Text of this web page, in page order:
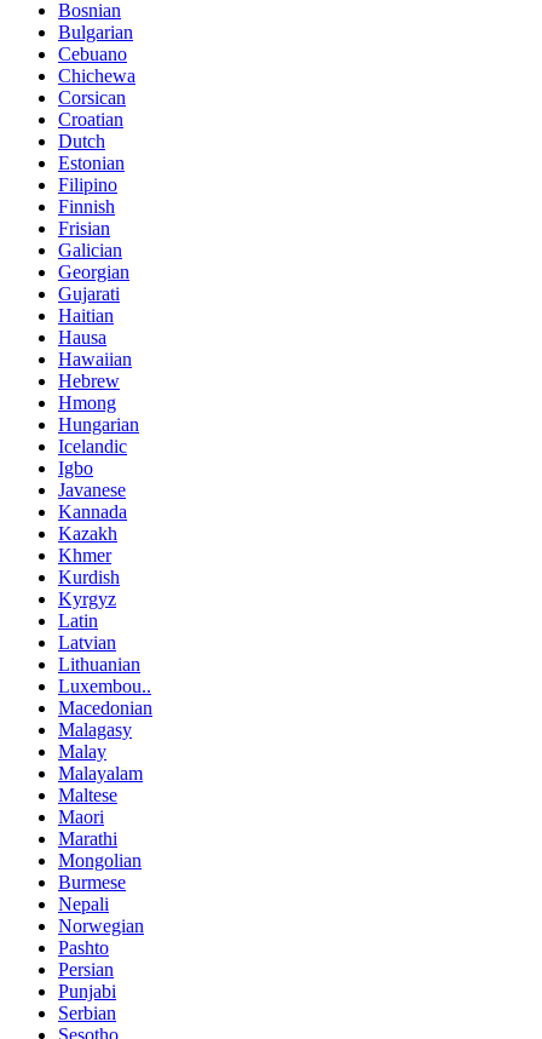
Bosnian
Bulgarian
Cebuano
Chichewa
Corsican
Croatian
Dutch
Estonian
Filipino
Finnish
Frisian
Galician
Georgian
Gujarati
Haitian
Hausa
Hawaiian
Hebrew
Hmong
Hungarian
Icelandic
Igbo
Javanese
Kannada
Kazakh
Khmer
Kurdish
Kyrgyz
Latin
Latvian
Lithuanian
Luxembou..
Macedonian
Malagasy
Malay
Malayalam
Maltese
Maori
Marathi
Mongolian
Burmese
Nepali
Norwegian
Pashto
Persian
Punjabi
Serbian